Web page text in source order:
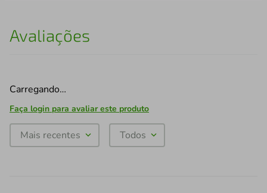
Avaliações
Carregando…
Faça login para avaliar este produto
Mais recentes Todos